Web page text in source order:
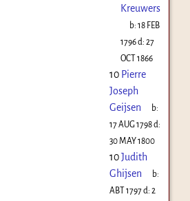
Kreuwers
b:18 FEB
1796d: 27
OCT 1866
10 Pierre
Joseph
Geijsen
b:
17 AUG 1798d:
30 MAY 1800
10Judith
Ghijsen
b:
ABT 1797d: 2